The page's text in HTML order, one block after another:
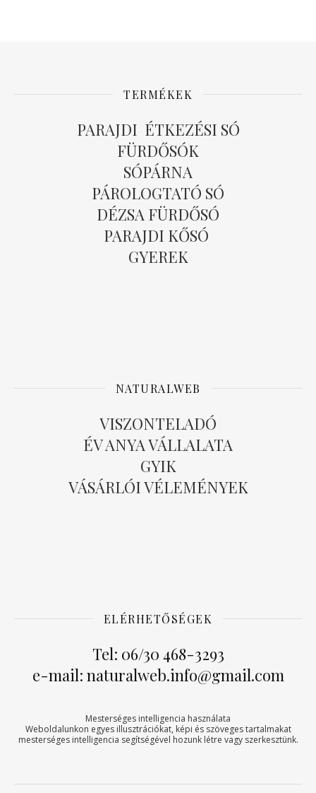
TERMÉKEK
PARAJDI ÉTKEZÉSI SÓ
FÜRDŐSÓK
SÓPÁRNA
PÁROLOGTATÓ SÓ
DÉZSA FÜRDŐSÓ
PARAJDI KŐSÓ
GYEREK
NATURALWEB
VISZONTELADÓ
ÉV ANYA VÁLLALATA
GYIK
VÁSÁRLÓI VÉLEMÉNYEK
ELÉRHETŐSÉGEK
Tel: 06/30 468-3293
e-mail: naturalweb.info@gmail.com
Mesterséges intelligencia használata
Weboldalunkon egyes illusztrációkat, képi és szöveges tartalmakat
mesterséges intelligencia segítségével hozunk létre vagy szerkesztünk.